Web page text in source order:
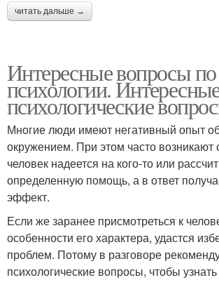
читать дальше →
Интересные вопросы по
психологии.
психологические
Многие люди имеют негативный опыт
окружением. При этом часто возникают
человек надеется на кого-то или
определенную помощь, а в ответ
эффект.
Если же заранее присмотреться к
особенности его характера, удастся
проблем. Потому в разговоре
психологические вопросы, чтобы